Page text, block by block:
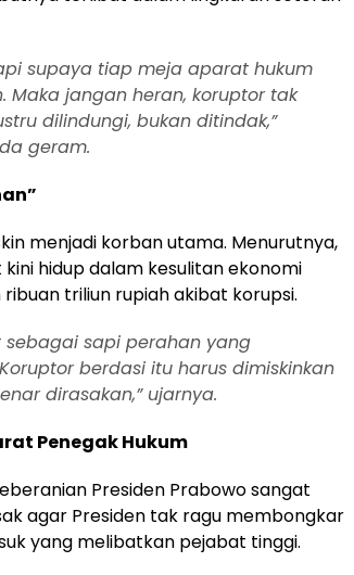
supaya tiap meja aparat hukum
Maka jangan heran, koruptor tak
dilindungi, bukan ditindak,”
geram.
menjadi korban utama. Menurutnya,
hidup dalam kesulitan ekonomi
triliun rupiah akibat korupsi.
sebagai sapi perahan yang
berdasi itu harus dimiskinkan
dirasakan,” ujarnya.
Penegak Hukum
Presiden Prabowo sangat
agar Presiden tak ragu membongkar
yang melibatkan pejabat tinggi.